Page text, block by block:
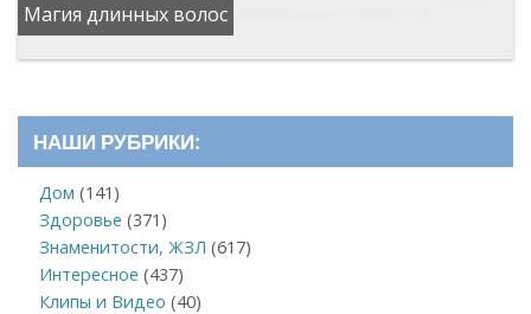
Магия длинных волос
НАШИ РУБРИКИ:
Дом (141)
Здоровье (371)
Знаменитости, ЖЗЛ (617)
Интересное (437)
Клипы и Видео (40)